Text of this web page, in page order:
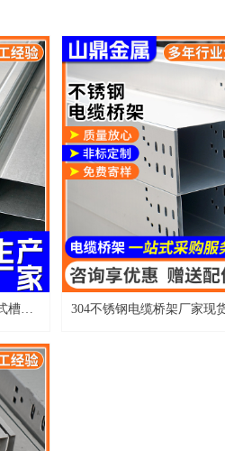
槽盒
304不锈钢电缆桥架厂家现